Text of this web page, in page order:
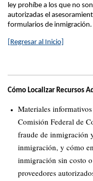
ley prohíbe a los que no
autorizadas el
formularios de inmigración.
[Regresar al Inicio]
Cómo Localizar Recursos
Materiales
Comisión Federal de
fraude de inmigración
inmigración, y cómo
inmigración sin costo
proveedores